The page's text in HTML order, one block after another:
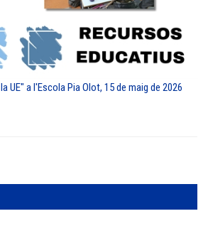
UE" a l'Escola Pia Olot, 15 de maig de 2026